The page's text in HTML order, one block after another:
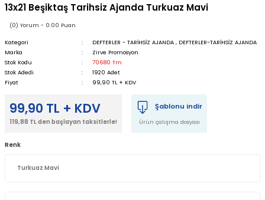
​​13x21 Beşiktaş Tarihsiz Ajanda Turkuaz Mavi
(0) Yorum - 0.00 Puan
Kategori DEFTERLER - TARİHSİZ AJANDA , DEFTERLER-TARİHSİZ AJANDA
Marka
Zirve Promosyon
Stok Kodu
70680 Tm
Stok Adedi
1920 Adet
Fiyat
99,90 TL + KDV
99,90 TL + KDV
119,88 TL den başlayan taksitlerle!
Şablonu indir
Ürün çalışma dosyası
Renk